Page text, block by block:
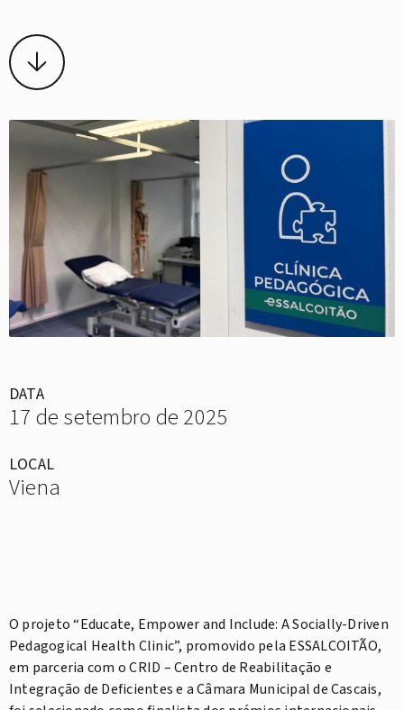
DATA
17 de setembro de 2025
LOCAL
Viena
O projeto “Educate, Empower and Include: A Socially-Driven
Pedagogical Health Clinic”, promovido pela ESSALCOITÃO,
em parceria com o CRID – Centro de Reabilitação e
Integração de Deficientes e a Câmara Municipal de Cascais,